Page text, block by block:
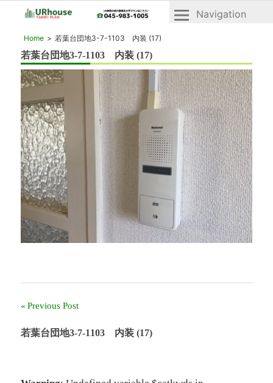
横
浜
市
青
葉
区・
緑
区
「UR
賃
貸」
物
件
一
浜
市
青
葉
と
緑
区
の
UR
賃
貸
住
「ヴ
ェ
ー
奈
「奈
Navigation
Home
若葉台団地3-7-1103 内装 (17)
2024年8月9日
若葉台団地3-7-1103 内装 (17)
投
稿
Previous Post
若葉台団地3-7-1103 内装 (17)